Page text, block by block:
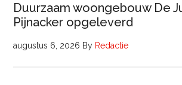
Duurzaam woongebouw De
Pijnacker opgeleverd
augustus 6, 2026 By Redactie